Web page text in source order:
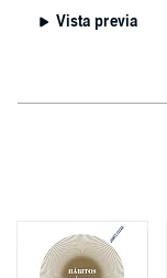
Vista previa